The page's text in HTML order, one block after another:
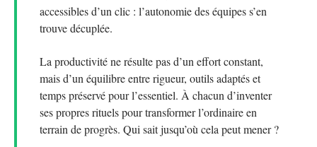
accessibles d’un clic : l’autonomie des équipes s’en
trouve décuplée.
La productivité ne résulte pas d’un effort constant,
mais d’un équilibre entre rigueur, outils adaptés et
temps préservé pour l’essentiel. À chacun d’inventer
ses propres rituels pour transformer l’ordinaire en
terrain de progrès. Qui sait jusqu’où cela peut mener ?